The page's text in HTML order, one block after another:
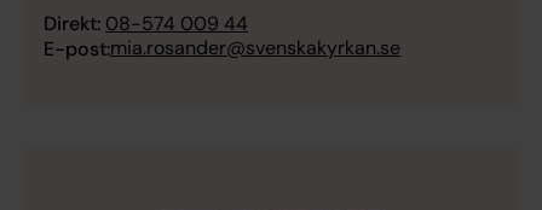
Direkt: 08-574 009 44
E-post:mia.rosander@svenskakyrkan.se